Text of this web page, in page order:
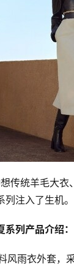
传统羊毛大衣
注入了生机。
列产品介绍：
风雨衣外套，